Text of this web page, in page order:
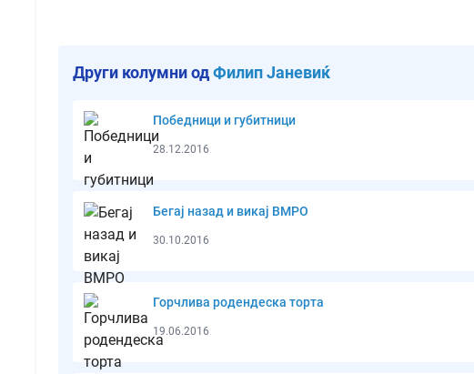
Други колумни одФилип Јаневиќ
Победници и губитници
28.12.2016
Бегај назад и викај ВМРО
30.10.2016
Горчлива родендеска торта
19.06.2016